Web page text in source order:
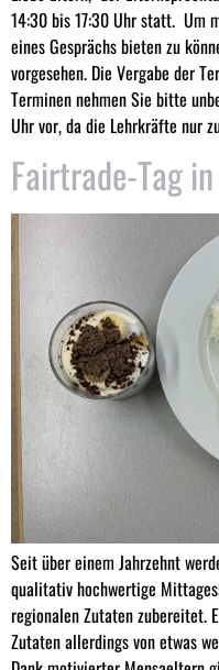
14:30 bis 17:30 Uhr statt. Um
eines Gesprächs bieten zu
vorgesehen. Die Vergabe der
Terminen nehmen Sie bitte
Uhr vor, da die Lehrkräfte nur
Fairtrade-Tag
Seit über einem Jahrzehnt
qualitativ hochwertige
regionalen Zutaten zubereitet.
Zutaten allerdings von etwas